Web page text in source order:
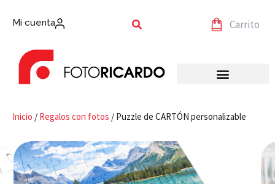
Mi cuenta Carrito
Inicio / Regalos con fotos / Puzzle de CARTÓN personalizable